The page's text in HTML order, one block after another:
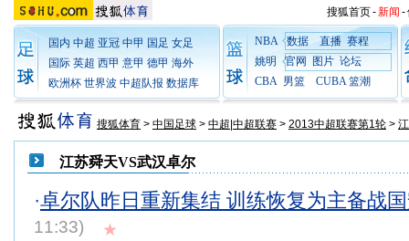
搜狐首页-新闻 -
国内 中超 亚冠 中甲 国足 女足
国际 英超 西甲 意甲 德甲 海外
欧洲杯 世界波 中超队报 数据库
NBA 数据 直播 赛程
姚明
官网 图片 论坛
CBA 男篮 CUBA 篮潮
搜狐体育 > 中国足球 > 中超|中超联赛 > 2013中超联赛第1轮 >
江苏舜天VS武汉卓尔
·卓尔队昨日重新集结 训练恢复为主备战
11:33)
★